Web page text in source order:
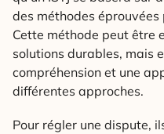
des méthodes
Cette méthode peut être
solutions durables, mais
compréhension et une
différentes approches.
Pour régler une dispute,